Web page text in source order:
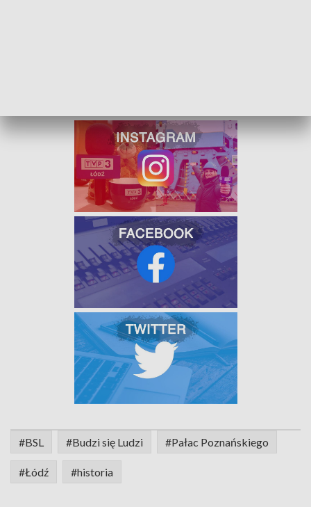
#BSL #Budzi się Ludzi #Pałac Poznańskiego
#Łódź #historia